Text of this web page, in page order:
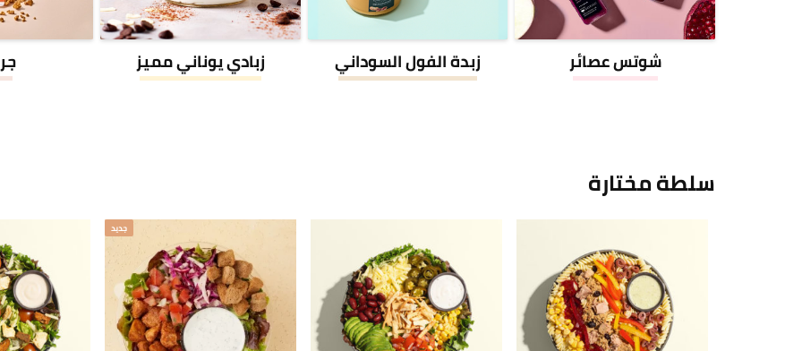
شوتس عصائر زبدة الفول السوداني زبادي يوناني مميز
سلطة مختارة
جديد